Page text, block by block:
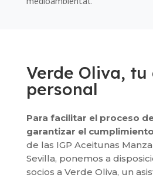
Verde Oliva, tu
personal
Para facilitar el proceso
garantizar el cumplimiento
de las IGP Aceitunas
Sevilla, ponemos a
socios a Verde Oliva, un